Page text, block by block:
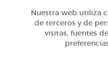
Nuestra web utiliza
de terceros y de
visitas, fuentes